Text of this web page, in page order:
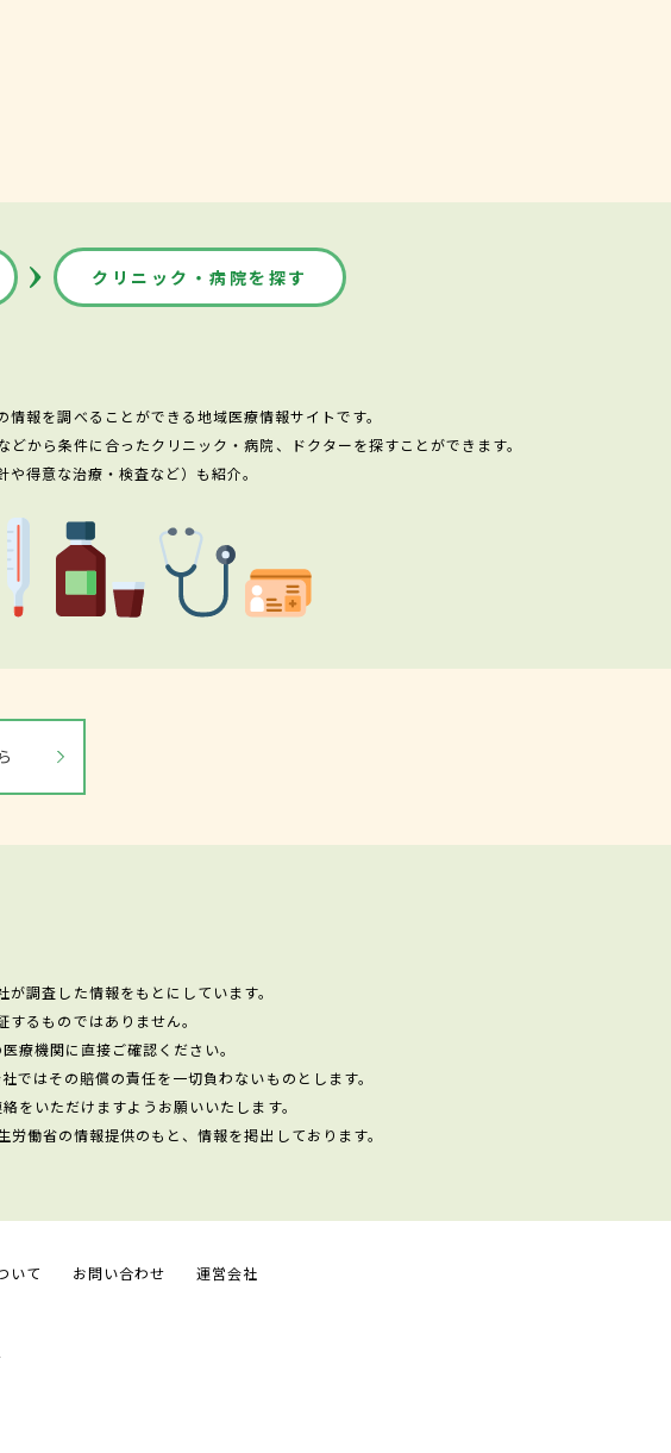
クリニック・病院を探す
報を調べることができる地域医療情報サイトです。
から条件に合ったクリニック・病院、ドクターを探すことができます。
得意な治療・検査など）も紹介。
調査した情報をもとにしています。
るものではありません。
療機関に直接ご確認ください。
ではその賠償の責任を一切負わないものとします。
をいただけますようお願いいたします。
働省の情報提供のもと、情報を掲出しております。
いて お問い合わせ 運営会社